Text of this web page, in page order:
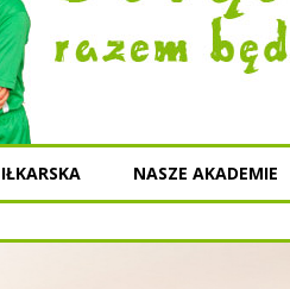
NASZE AKADEMIE